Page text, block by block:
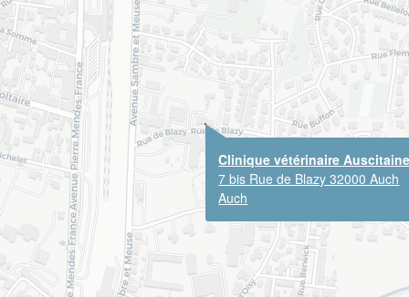
Clinique vétérinaire
7 bis Rue de Blazy 32000 Auch
Auch